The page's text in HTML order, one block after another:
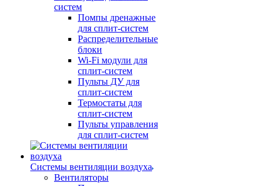
систем
Помпы дренажные
для сплит-систем
Распределительные
блоки
Wi-Fi модули для
сплит-систем
Пульты ДУ для
сплит-систем
Термостаты для
сплит-систем
Пульты управления
для сплит-систем
Системы вентиляции воздуха
Вентиляторы